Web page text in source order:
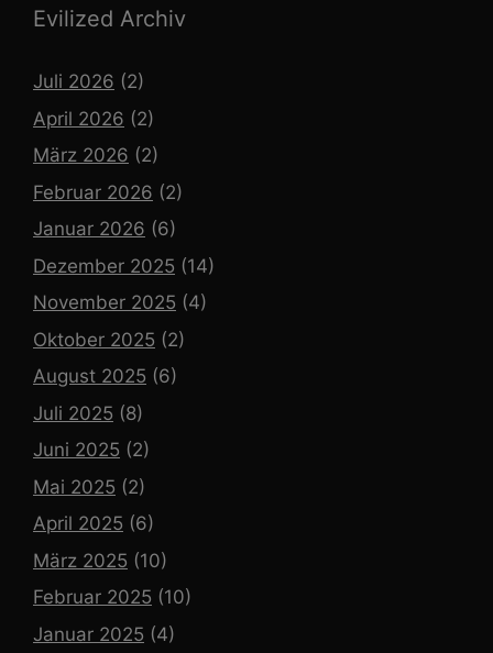
Evilized Archiv
Juli 2026 (2)
April 2026 (2)
März 2026 (2)
Februar 2026 (2)
Januar 2026 (6)
Dezember 2025 (14)
November 2025 (4)
Oktober 2025 (2)
August 2025 (6)
Juli 2025 (8)
Juni 2025 (2)
Mai 2025 (2)
April 2025 (6)
März 2025 (10)
Februar 2025 (10)
Januar 2025 (4)